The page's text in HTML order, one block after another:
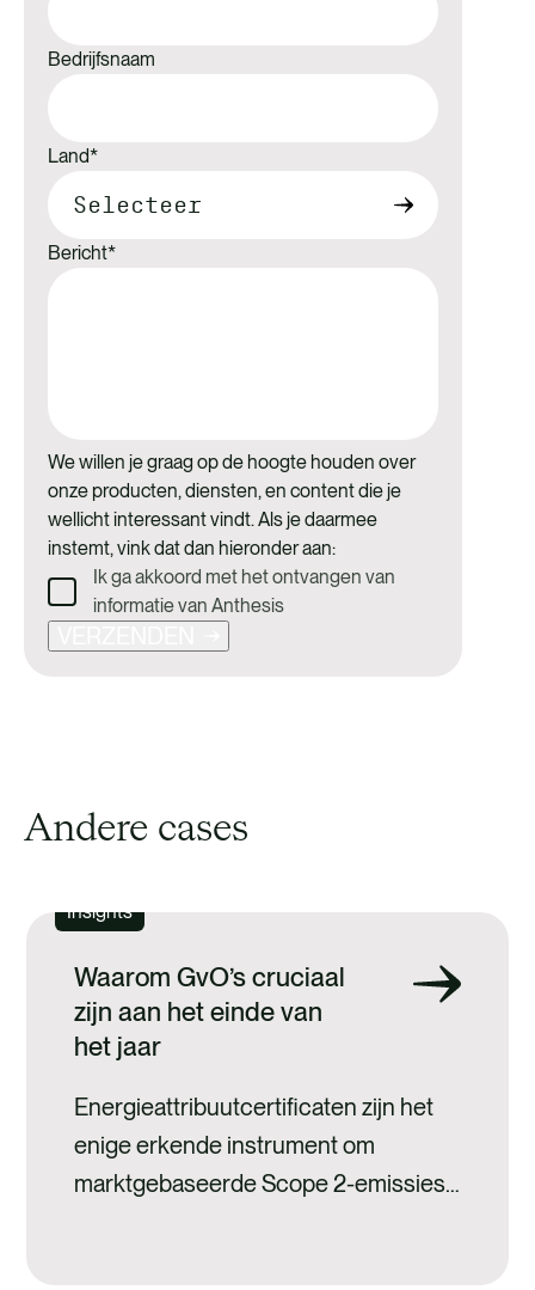
Bedrijfsnaam
Land*
Bericht*
We willen je graag op de hoogte houden over
onze producten, diensten, en content die je
wellicht interessant vindt. Als je daarmee
instemt, vink dat dan hieronder aan:
Ik ga akkoord met het ontvangen van
informatie van Anthesis
Andere cases
Insights
Waarom GvO’s cruciaal
zijn aan het einde van
het jaar
Energieattribuutcertificaten zijn het
enige erkende instrument om
marktgebaseerde Scope 2-emissies